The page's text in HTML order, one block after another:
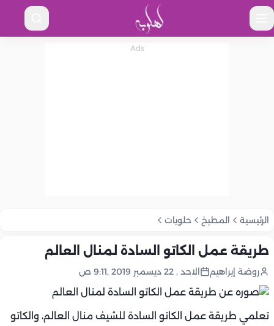
الرئيسية المطبخ حلويات
طريقة عمل الكاتو السادة لمنال العالم
روضة إبراهيم الاحد , 22 ديسمبر 2019 ,9:11 ص
تعلمي طريقة عمل الكاتو السادة للشيف منال العالم، والكاتو